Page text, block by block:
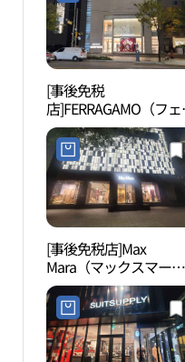
[事後免税
店]FERRAGAMO（フ
ガモ）・チョンダム
潭）本店(페라가모 청
본점)
[事後免税店]Max
Mara（マックスマー
ラ）・チョンダム（清
潭）フラッグシップ(
스마라 청담 플래그십)